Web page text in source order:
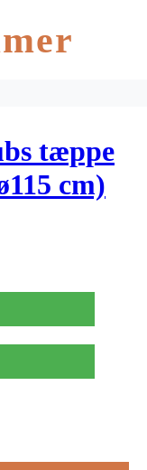
tæppe
cm)